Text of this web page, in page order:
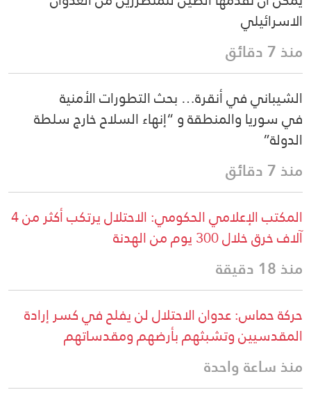
الاسرائيلي
منذ 7 دقائق
الشيباني في أنقرة… بحث التطورات الأمنية
في سوريا والمنطقة و “إنهاء السلاح خارج سلطة
الدولة”
منذ 7 دقائق
المكتب الإعلامي الحكومي: الاحتلال يرتكب أكثر من 4
آلاف خرق خلال 300 يوم من الهدنة
منذ 18 دقيقة
حركة حماس: عدوان الاحتلال لن يفلح في كسر إرادة
المقدسيين وتشبثهم بأرضهم ومقدساتهم
منذ ساعة واحدة